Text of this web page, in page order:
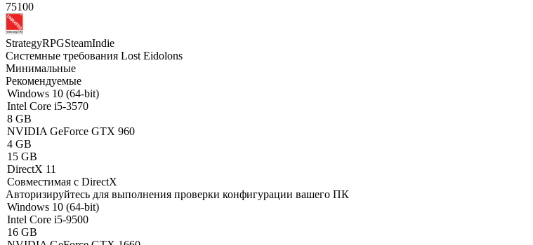
75100
StrategyRPGSteamIndie
Системные требования Lost Eidolons
Минимальные
Рекомендуемые
Windows 10 (64-bit)
Intel Core i5-3570
8 GB
NVIDIA GeForce GTX 960
4 GB
15 GB
DirectX 11
Совместимая с DirectX
Авторизируйтесь для выполнения проверки конфигурации вашего ПК
Windows 10 (64-bit)
Intel Core i5-9500
16 GB